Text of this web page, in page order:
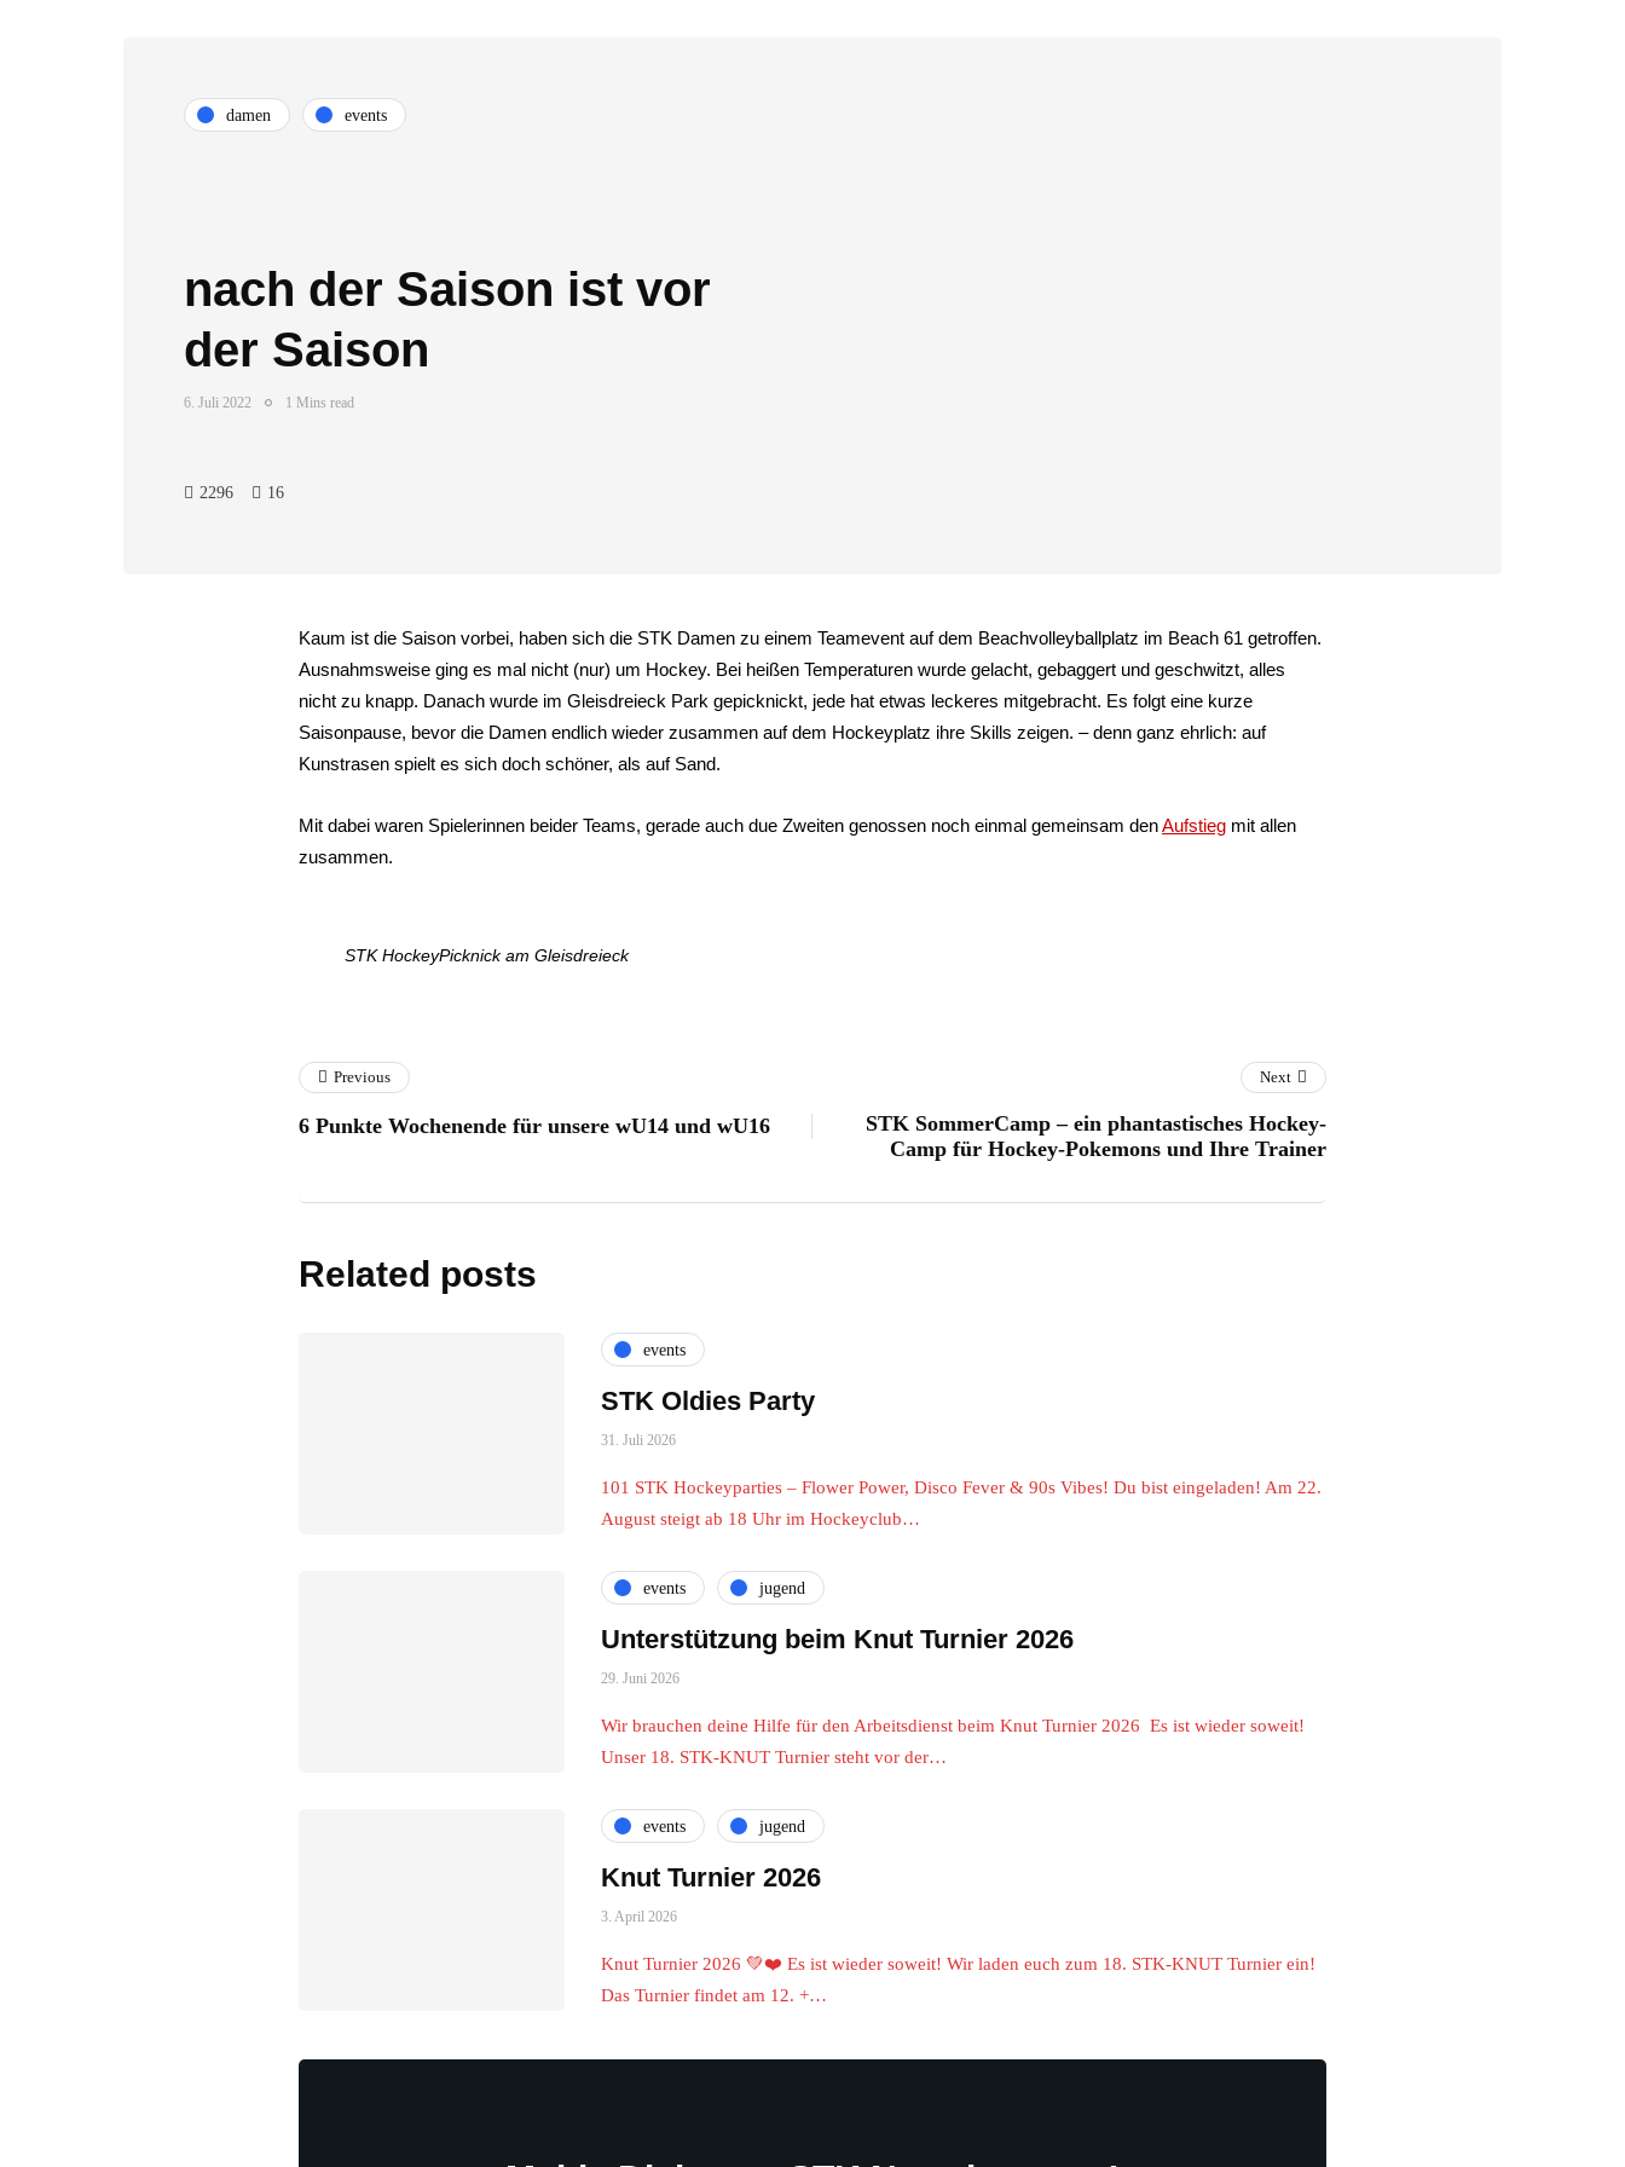
damen events
nach der Saison ist vor
der Saison
6. Juli 2022 1 Mins read
2296 16
Kaum ist die Saison vorbei, haben sich die STK Damen zu einem Teamevent auf dem Beachvolleyballplatz im Beach 61 getroffen.
Ausnahmsweise ging es mal nicht (nur) um Hockey. Bei heißen Temperaturen wurde gelacht, gebaggert und geschwitzt, alles
nicht zu knapp. Danach wurde im Gleisdreieck Park gepicknickt, jede hat etwas leckeres mitgebracht. Es folgt eine kurze
Saisonpause, bevor die Damen endlich wieder zusammen auf dem Hockeyplatz ihre Skills zeigen. – denn ganz ehrlich: auf
Kunstrasen spielt es sich doch schöner, als auf Sand.
Mit dabei waren Spielerinnen beider Teams, gerade auch due Zweiten genossen noch einmal gemeinsam denAufstieg mit allen
zusammen.
STK HockeyPicknick am Gleisdreieck
Previous
6 Punkte Wochenende für unsere wU14 und wU16
Next
STK SommerCamp – ein phantastisches Hockey-
Camp für Hockey-Pokemons und Ihre Trainer
Related posts
events
STK Oldies Party
31. Juli 2026
101 STK Hockeyparties – Flower Power, Disco Fever & 90s Vibes! Du bist eingeladen! Am 22.
August steigt ab 18 Uhr im Hockeyclub…
events jugend
Unterstützung beim Knut Turnier 2026
29. Juni 2026
Wir brauchen deine Hilfe für den Arbeitsdienst beim Knut Turnier 2026 Es ist wieder soweit!
Unser 18. STK-KNUT Turnier steht vor der…
events jugend
Knut Turnier 2026
3. April 2026
Knut Turnier 2026 💚❤️ Es ist wieder soweit! Wir laden euch zum 18. STK-KNUT Turnier ein!
Das Turnier findet am 12. +…